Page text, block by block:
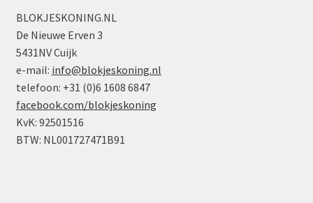
BLOKJESKONING.NL
De Nieuwe Erven 3
5431NV Cuijk
e-mail: info@blokjeskoning.nl
telefoon: +31 (0)6 1608 6847
facebook.com/blokjeskoning
KvK: 92501516
BTW: NL001727471B91